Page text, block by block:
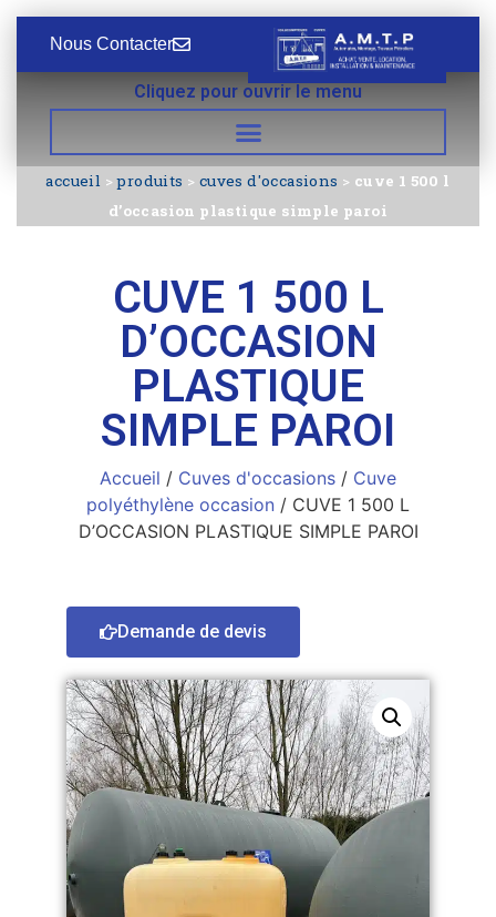
Nous Contacter
Cliquez pour ouvrir le menu
accueil >produits > cuves d'occasions > cuve 1 500 l
d’occasion plastique simple paroi
CUVE 1 500 L
D’OCCASION
PLASTIQUE
SIMPLE PAROI
Accueil / Cuves d'occasions / Cuve
polyéthylène occasion / CUVE 1 500 L
D’OCCASION PLASTIQUE SIMPLE PAROI
Demande de devis